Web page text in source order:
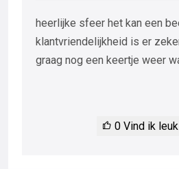
heerlijke sfeer het kan een
klantvriendelijkheid is er
graag nog een keertje weer
0 Vind ik leuk